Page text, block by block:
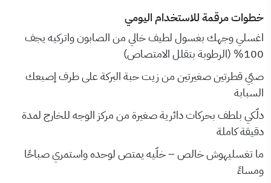
خطوات مرقمة للاستخدام اليومي
اغسلي وجهك بغسول لطيف خالي من الصابون واتركيه يجف
100% (الرطوبة بتقلل الامتصاص)
صبّي قطرتين صغيرتين من زيت حبة البركة على طرف إصبعك
السبابة
دلّكي بلطف بحركات دائرية صغيرة من مركز الوجه للخارج لمدة
دقيقة كاملة
ما تغسليهوش خالص – خلّيه يمتص لوحده واستمري صباحًا
ومساءً